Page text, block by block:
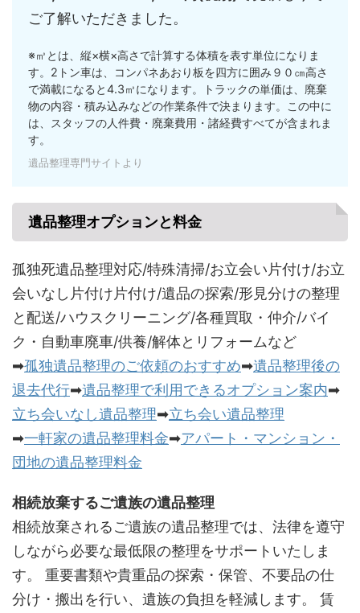
ご了解いただきました。
※㎥とは、縦×横×高さで計算する体積を表す単位になりま
す。2トン車は、コンパネあおり板を四方に囲み９０㎝高さ
で満載になると4.3㎥になります。トラックの単価は、廃棄
物の内容・積み込みなどの作業条件で決まります。この中に
は、スタッフの人件費・廃棄費用・諸経費すべてが含まれま
す。
遺品整理専門サイトより
遺品整理オプションと料金
孤独死遺品整理対応/特殊清掃/お立会い片付け/お立
会いなし片付け片付け/遺品の探索/形見分けの整理
と配送/ハウスクリーニング/各種買取・仲介/バイ
ク・自動車廃車/供養/解体とリフォームなど
➡孤独遺品整理のご依頼のおすすめ➡遺品整理後の
退去代行➡遺品整理で利用できるオプション案内➡
立ち会いなし遺品整理➡立ち会い遺品整理
➡一軒家の遺品整理料金➡アパート・マンション・
団地の遺品整理料金
相続放棄するご遺族の遺品整理
相続放棄されるご遺族の遺品整理では、法律を遵守
しながら必要な最低限の整理をサポートいたしま
す。 重要書類や貴重品の探索・保管、不要品の仕
分け・搬出を行い、遺族の負担を軽減します。 賃